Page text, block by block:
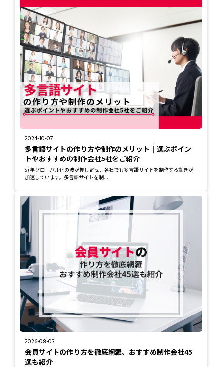
2024-10-07
多言語サイトの作り方や制作のメリット｜選ぶポイン
トやおすすめの制作会社5社をご紹介
近年グローバル化の波が押し寄せ、各社でも多言語サイトを制作する動きが
加速しています。多言語サイトを制...
2026-08-03
会員サイトの作り方を徹底網羅、おすすめ制作会社45
選も紹介